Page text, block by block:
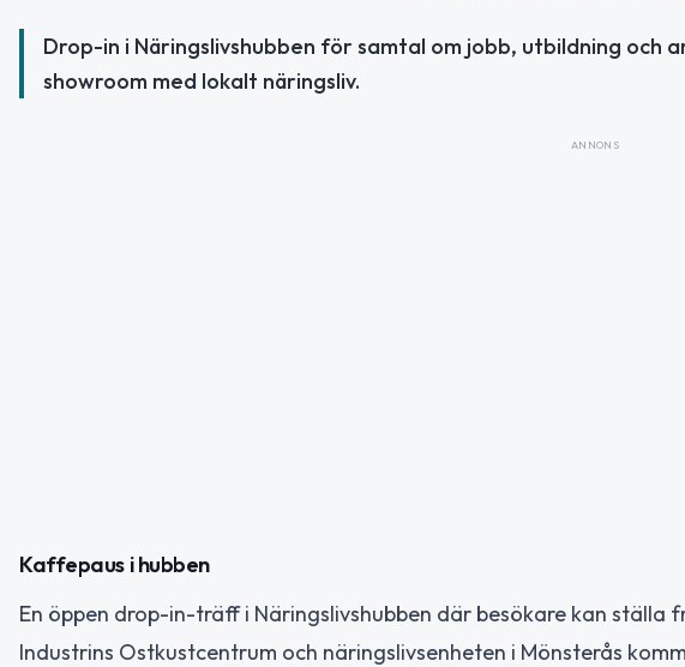
Drop-in i Näringslivshubben för samtal om jobb, utbildning och
showroom med lokalt näringsliv.
ANNONS
Kaffepaus i hubben
En öppen drop-in-träff i Näringslivshubben där besökare kan ställa
Industrins Ostkustcentrum och näringslivsenheten i Mönsterås